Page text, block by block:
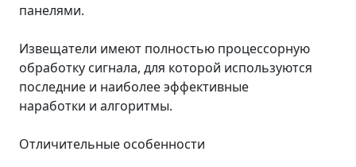
панелями.
Извещатели имеют полностью процессорную
обработку сигнала, для которой используются
последние и наиболее эффективные
наработки и алгоритмы.
Отличительные особенности